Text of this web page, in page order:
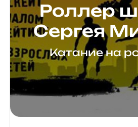
Роллер
Сергея
Катание на